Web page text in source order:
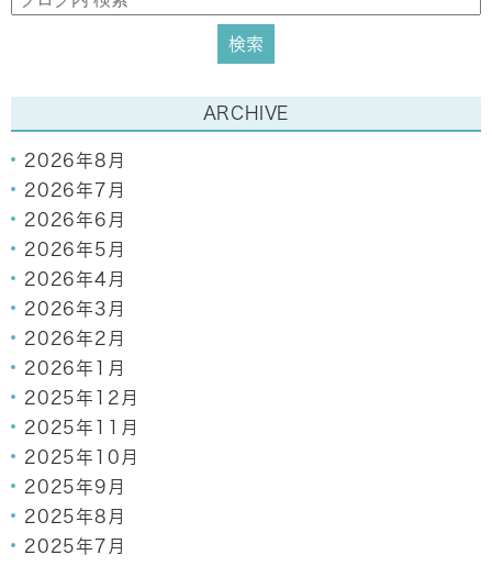
ARCHIVE
2026年8月
2026年7月
2026年6月
2026年5月
2026年4月
2026年3月
2026年2月
2026年1月
2025年12月
2025年11月
2025年10月
2025年9月
2025年8月
2025年7月